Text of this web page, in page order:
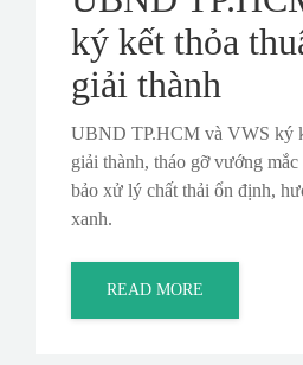
ký kết thỏa
giải thành
UBND TP.HCM và VWS ký
giải thành, tháo gỡ vướng
bảo xử lý chất thải ổn định,
xanh.
READ MORE